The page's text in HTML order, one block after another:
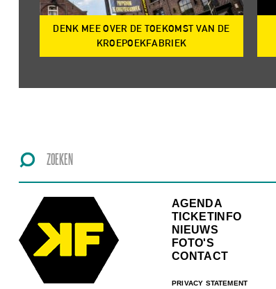
DENK MEE OVER DE TOEKOMST VAN DE
KROEPOEKFABRIEK
AGENDA
TICKETINFO
NIEUWS
FOTO'S
CONTACT
PRIVACY STATEMENT